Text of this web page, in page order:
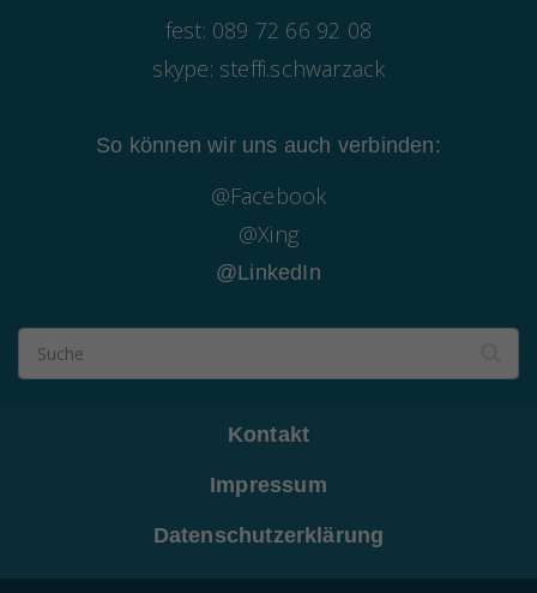
fest: 089 72 66 92 08
skype: steffi.schwarzack
So können wir uns auch verbinden:
@Facebook
@Xing
@LinkedIn
Kontakt
Impressum
Datenschutzerklärung